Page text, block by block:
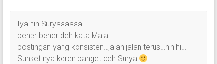
Iya nih Suryaaaaaa….
bener bener deh kata Mala…
postingan yang konsisten…jalan jalan terus…hihihi…
Sunset nya keren banget deh Surya